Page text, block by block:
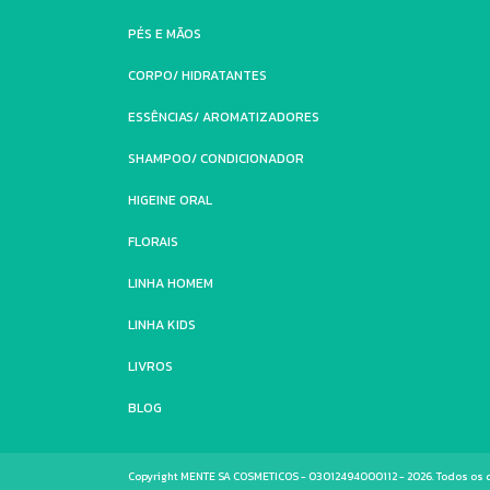
PÉS E MÃOS
CORPO/ HIDRATANTES
ESSÊNCIAS/ AROMATIZADORES
SHAMPOO/ CONDICIONADOR
HIGEINE ORAL
FLORAIS
LINHA HOMEM
LINHA KIDS
LIVROS
BLOG
Copyright MENTE SA COSMETICOS - 03012494000112 - 2026. Todos